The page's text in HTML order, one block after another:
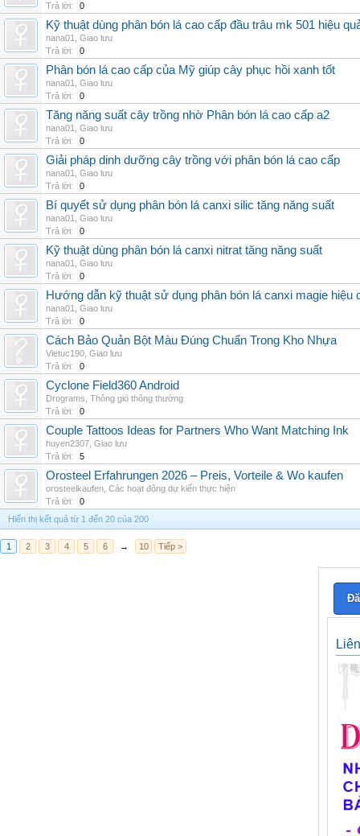
Trả lời:
0
Kỹ thuật dùng phân bón lá cao cấp đầu trâu mk 501 hiệu
nana01
Giao lưu
Trả lời:
0
Phân bón lá cao cấp của Mỹ giúp cây phục hồi xanh tốt
nana01
Giao lưu
Trả lời:
0
Tăng năng suất cây trồng nhờ Phân bón lá cao cấp a2
nana01
Giao lưu
Trả lời:
0
Giải pháp dinh dưỡng cây trồng với phân bón lá cao cấp
nana01
Giao lưu
Trả lời:
0
Bí quyết sử dụng phân bón lá canxi silic tăng năng suất
nana01
Giao lưu
Trả lời:
0
Kỹ thuật dùng phân bón lá canxi nitrat tăng năng suất
nana01
Giao lưu
Trả lời:
0
Hướng dẫn kỹ thuật sử dụng phân bón lá canxi magie hiệu
nana01
Giao lưu
Trả lời:
0
Cách Bảo Quản Bột Màu Đúng Chuẩn Trong Kho Nhựa
Vietuc190 Giao lưu
Trả lời:
0
Cyclone Field360 Android
Drograms Thông gió thông thường
Trả lời:
0
Couple Tattoos Ideas for Partners Who Want Matching Ink
huyen2307 Giao lưu
Trả lời:
5
Orosteel Erfahrungen 2026 – Preis, Vorteile & Wo kaufen
orosteelkaufen Các hoạt động dự kiến thực hiện
Trả lời:
0
Hiển thị kết quả từ 1 đến 20 của 200
1 2 3 4 5 6 → 10 Tiếp >